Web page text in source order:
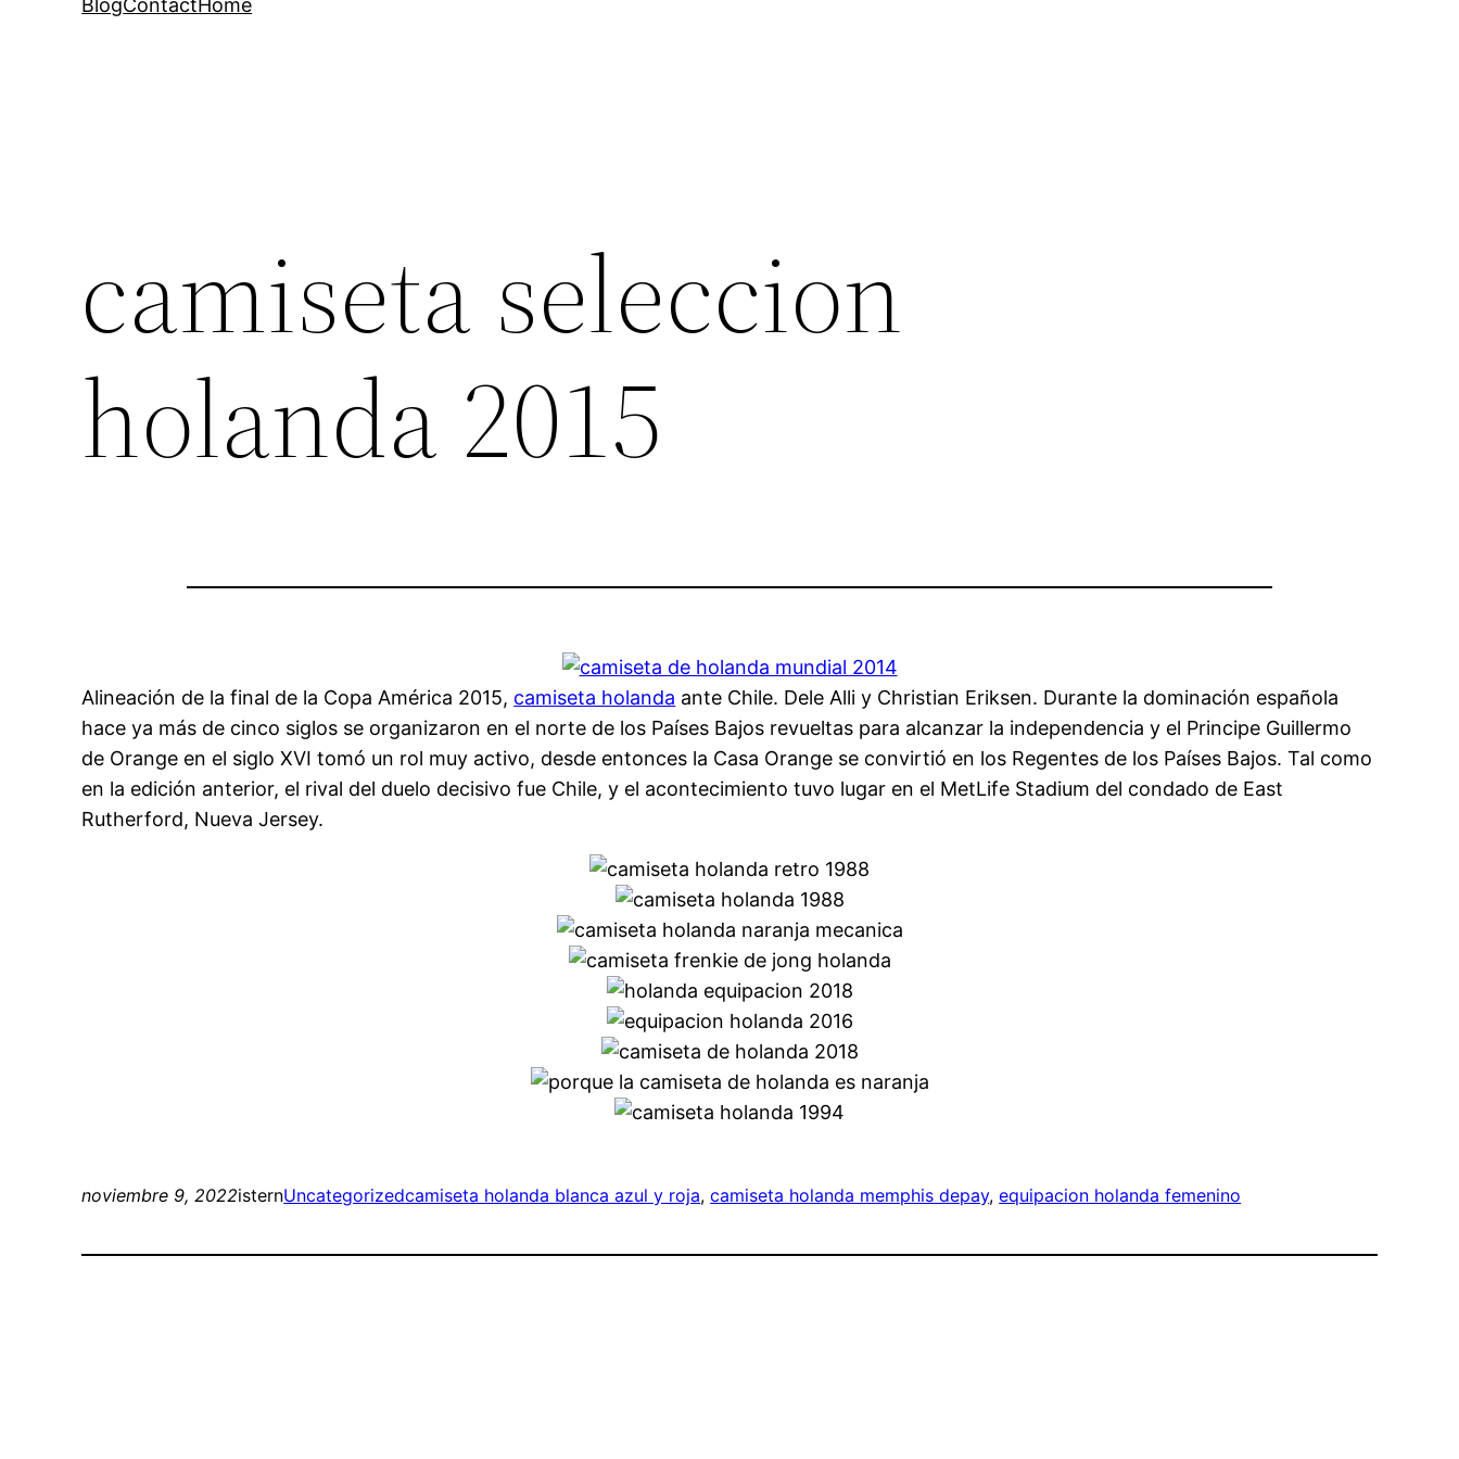
BlogContactHome
camiseta seleccion
holanda 2015
Alineación de la final de la Copa América 2015, camiseta holanda ante Chile. Dele Alli y Christian Eriksen. Durante la dominación española
hace ya más de cinco siglos se organizaron en el norte de los Países Bajos revueltas para alcanzar la independencia y el Principe Guillermo
de Orange en el siglo XVI tomó un rol muy activo, desde entonces la Casa Orange se convirtió en los Regentes de los Países Bajos. Tal como
en la edición anterior, el rival del duelo decisivo fue Chile, y el acontecimiento tuvo lugar en el MetLife Stadium del condado de East
Rutherford, Nueva Jersey.
noviembre 9, 2022isternUncategorizedcamiseta holanda blanca azul y roja, camiseta holanda memphis depay, equipacion holanda femenino